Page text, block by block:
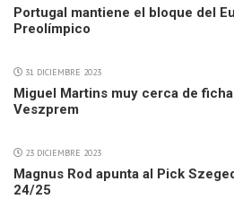
Portugal mantiene el bloque del
Preolímpico
31 DICIEMBRE 2023
Miguel Martins muy cerca de
Veszprem
23 DICIEMBRE 2023
Magnus Rod apunta al Pick
24/25